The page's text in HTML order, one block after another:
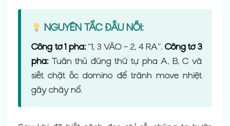
NGUYÊN TẮC ĐẤU NỐI:
Công tơ 1 pha:“1, 3 VÀO – 2, 4 RA”. Công tơ 3
pha:Tuân thủ đúng thứ tự pha A, B, C và
siết chặt ốc domino để tránh move nhiệt
gây cháy nổ.